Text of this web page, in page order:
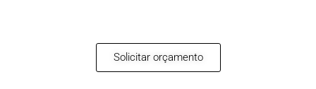
Solicitar orçamento